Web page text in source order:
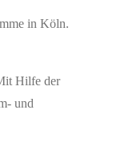
in Köln.
Hilfe der
und